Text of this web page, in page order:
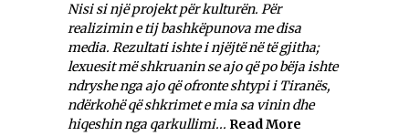
Nisi si një projekt për kulturën. Për
realizimin e tij bashkëpunova me disa
media. Rezultati ishte i njëjtë në të gjitha;
lexuesit më shkruanin se ajo që po bëja ishte
ndryshe nga ajo që ofronte shtypi i Tiranës,
ndërkohë që shkrimet e mia sa vinin dhe
hiqeshin nga qarkullimi... Read More